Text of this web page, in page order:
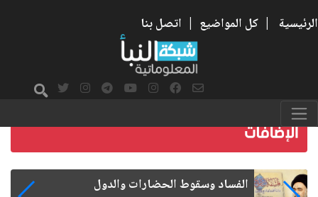
الرئيسية | كل المواضيع | اتصل بنا
رواتب الموظفين على صفيح ساخن